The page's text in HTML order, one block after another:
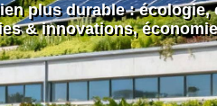
plus durable : écologie,
& innovations,